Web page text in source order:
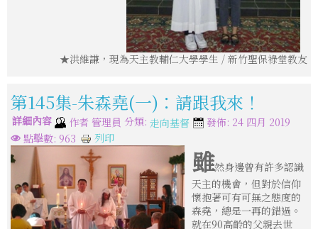
★洪維謙，現為天主教輔仁大學學生 / 新竹聖保祿堂教友
第145集-朱森堯(一)：請跟我來！
詳細內容 作者 管理員 分類: 走向基督
發佈: 24 四月 2019
點擊數: 963
列印
雖然身邊曾有許多認識
天主的機會，但對於信仰
懷抱著可有可無之態度的
森堯，總是一再的錯過。
就在90高齡的父親去世